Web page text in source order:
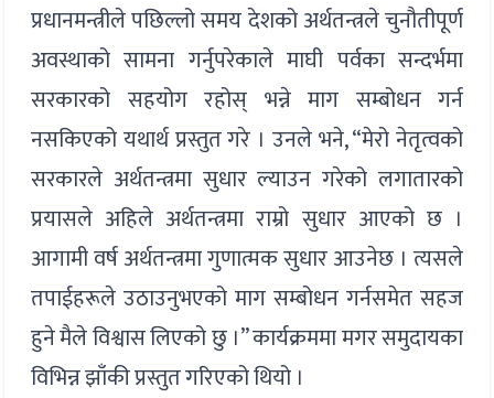
प्रधानमन्त्रीले पछिल्लो समय देशको अर्थतन्त्रले चुनौतीपूर्ण
अवस्थाको सामना गर्नुपरेकाले माघी पर्वका सन्दर्भमा
सरकारको सहयोग रहोस् भन्ने माग सम्बोधन गर्न
नसकिएको यथार्थ प्रस्तुत गरे । उनले भने, “मेरो नेतृत्वको
सरकारले अर्थतन्त्रमा सुधार ल्याउन गरेको लगातारको
प्रयासले अहिले अर्थतन्त्रमा राम्रो सुधार आएको छ ।
आगामी वर्ष अर्थतन्त्रमा गुणात्मक सुधार आउनेछ । त्यसले
तपाईहरूले उठाउनुभएको माग सम्बोधन गर्नसमेत सहज
हुने मैले विश्वास लिएको छु ।” कार्यक्रममा मगर समुदायका
विभिन्न झाँकी प्रस्तुत गरिएको थियो ।